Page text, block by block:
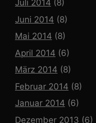
Juli 2014 (8)
Juni 2014 (8)
Mai 2014 (8)
April 2014 (6)
März 2014 (8)
Februar 2014 (8)
Januar 2014 (6)
Dezember 2013 (6)